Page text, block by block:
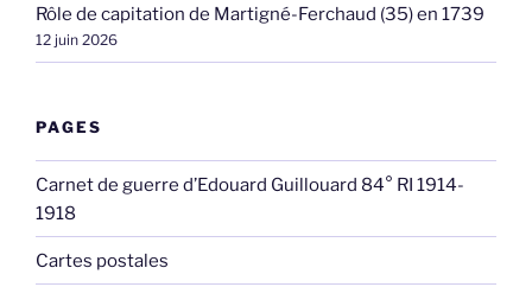
Rôle de capitation de Martigné-Ferchaud (35) en 1739
12 juin 2026
PAGES
Carnet de guerre d’Edouard Guillouard 84° RI 1914-
1918
Cartes postales